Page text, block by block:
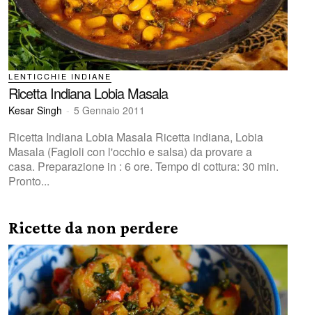
LENTICCHIE INDIANE
Ricetta Indiana Lobia Masala
Kesar Singh - 5 Gennaio 2011
Ricetta Indiana Lobia Masala Ricetta indiana, Lobia
Masala (Fagioli con l'occhio e salsa) da provare a
casa. Preparazione in : 6 ore. Tempo di cottura: 30 min.
Pronto...
Ricette da non perdere